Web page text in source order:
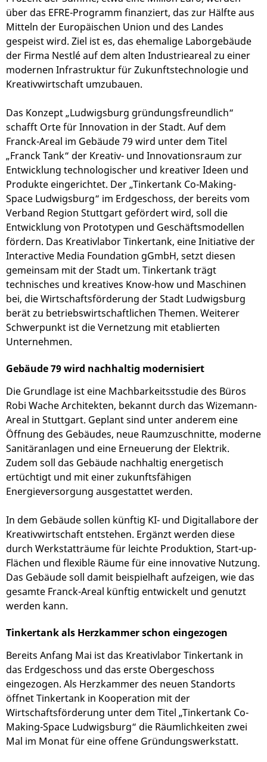
über das EFRE-Programm finanziert, das zur Hälfte aus
Mitteln der Europäischen Union und des Landes
gespeist wird. Ziel ist es, das ehemalige Laborgebäude
der Firma Nestlé auf dem alten Industrieareal zu einer
modernen Infrastruktur für Zukunftstechnologie und
Kreativwirtschaft umzubauen.
Das Konzept „Ludwigsburg gründungsfreundlich“
schafft Orte für Innovation in der Stadt. Auf dem
Franck-Areal im Gebäude 79 wird unter dem Titel
„Franck Tank“ der Kreativ- und Innovationsraum zur
Entwicklung technologischer und kreativer Ideen und
Produkte eingerichtet. Der „Tinkertank Co-Making-
Space Ludwigsburg“ im Erdgeschoss, der bereits vom
Verband Region Stuttgart gefördert wird, soll die
Entwicklung von Prototypen und Geschäftsmodellen
fördern. Das Kreativlabor Tinkertank, eine Initiative der
Interactive Media Foundation gGmbH, setzt diesen
gemeinsam mit der Stadt um. Tinkertank trägt
technisches und kreatives Know-how und Maschinen
bei, die Wirtschaftsförderung der Stadt Ludwigsburg
berät zu betriebswirtschaftlichen Themen. Weiterer
Schwerpunkt ist die Vernetzung mit etablierten
Unternehmen.
Gebäude 79 wird nachhaltig modernisiert
Die Grundlage ist eine Machbarkeitsstudie des Büros
Robi Wache Architekten, bekannt durch das Wizemann-
Areal in Stuttgart. Geplant sind unter anderem eine
Öffnung des Gebäudes, neue Raumzuschnitte, moderne
Sanitäranlagen und eine Erneuerung der Elektrik.
Zudem soll das Gebäude nachhaltig energetisch
ertüchtigt und mit einer zukunftsfähigen
Energieversorgung ausgestattet werden.
In dem Gebäude sollen künftig KI- und Digitallabore der
Kreativwirtschaft entstehen. Ergänzt werden diese
durch Werkstatträume für leichte Produktion, Start-up-
Flächen und flexible Räume für eine innovative Nutzung.
Das Gebäude soll damit beispielhaft aufzeigen, wie das
gesamte Franck-Areal künftig entwickelt und genutzt
werden kann.
Tinkertank als Herzkammer schon eingezogen
Bereits Anfang Mai ist das Kreativlabor Tinkertank in
das Erdgeschoss und das erste Obergeschoss
eingezogen. Als Herzkammer des neuen Standorts
öffnet Tinkertank in Kooperation mit der
Wirtschaftsförderung unter dem Titel „Tinkertank Co-
Making-Space Ludwigsburg“ die Räumlichkeiten zwei
Mal im Monat für eine offene Gründungswerkstatt.